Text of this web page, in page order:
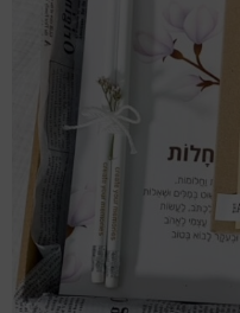
צפייה מהירה